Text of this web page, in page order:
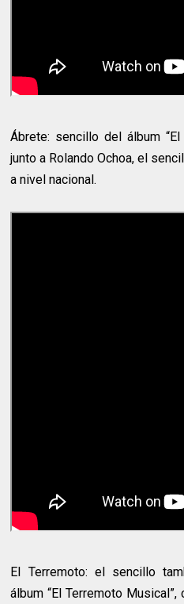
Ábrete: sencillo del álbum
junto a Rolando Ochoa, el
a nivel nacional.
El Terremoto: el sencillo
álbum “El Terremoto